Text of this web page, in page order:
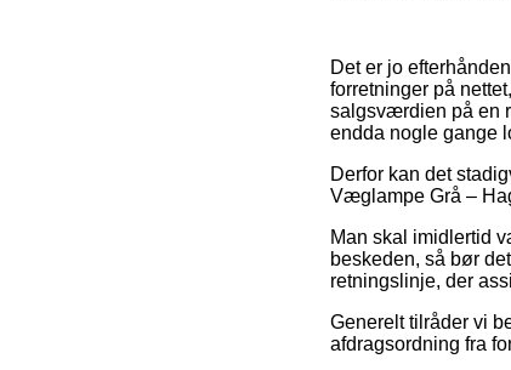
Det er jo
forretninger på
salgsværdien på en
endda nogle gange
Derfor kan det
Væglampe Grå –
Man skal imidlertid
beskeden, så bør
retningslinje, der
Generelt tilråder vi
afdragsordning fra